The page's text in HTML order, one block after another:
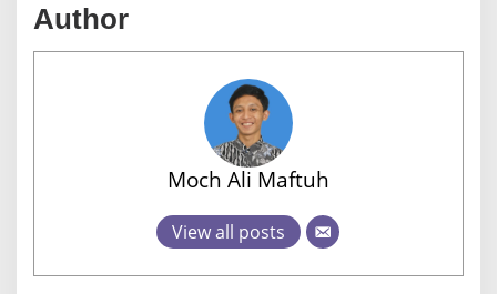
Author
Moch Ali Maftuh
View all posts